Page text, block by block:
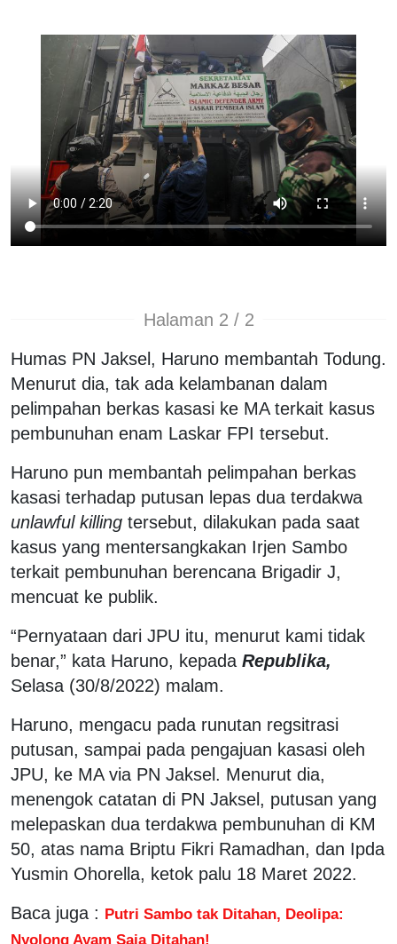
Halaman 2 / 2
Humas PN Jaksel, Haruno membantah Todung.
Menurut dia, tak ada kelambanan dalam
pelimpahan berkas kasasi ke MA terkait kasus
pembunuhan enam Laskar FPI tersebut.
Haruno pun membantah pelimpahan berkas
kasasi terhadap putusan lepas dua terdakwa
unlawful killing tersebut, dilakukan pada saat
kasus yang mentersangkakan Irjen Sambo
terkait pembunuhan berencana Brigadir J,
mencuat ke publik.
“Pernyataan dari JPU itu, menurut kami tidak
benar,” kata Haruno, kepada Republika,
Selasa (30/8/2022) malam.
Haruno, mengacu pada runutan regsitrasi
putusan, sampai pada pengajuan kasasi oleh
JPU, ke MA via PN Jaksel. Menurut dia,
menengok catatan di PN Jaksel, putusan yang
melepaskan dua terdakwa pembunuhan di KM
50, atas nama Briptu Fikri Ramadhan, dan Ipda
Yusmin Ohorella, ketok palu 18 Maret 2022.
Baca juga : Putri Sambo tak Ditahan, Deolipa:
Nyolong Ayam Saja Ditahan!